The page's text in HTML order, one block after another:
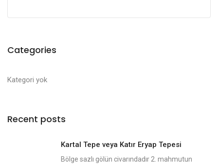
Categories
Kategori yok
Recent posts
Kartal Tepe veya Katır Eryap Tepesi
Bölge sazlı gölün civarındadır 2. mahmutun